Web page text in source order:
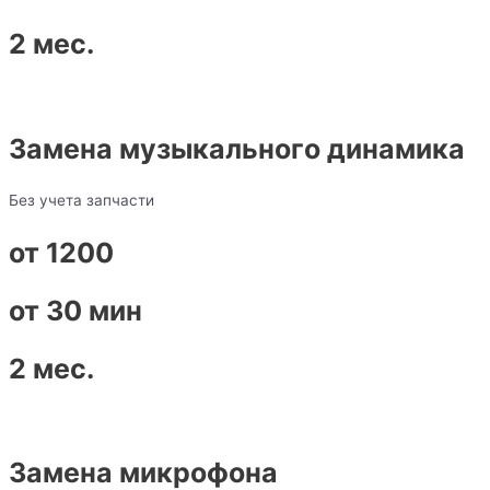
2 мес.
Замена музыкального динамика
Без учета запчасти
от 1200
от 30 мин
2 мес.
Замена микрофона